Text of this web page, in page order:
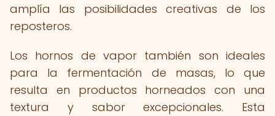
amplía las posibilidades creativas de los
reposteros.
Los hornos de vapor también son ideales
para la fermentación de masas, lo que
resulta en productos horneados con una
textura y sabor excepcionales. Esta